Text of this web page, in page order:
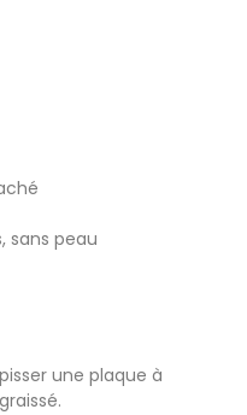
sans peau
une plaque à